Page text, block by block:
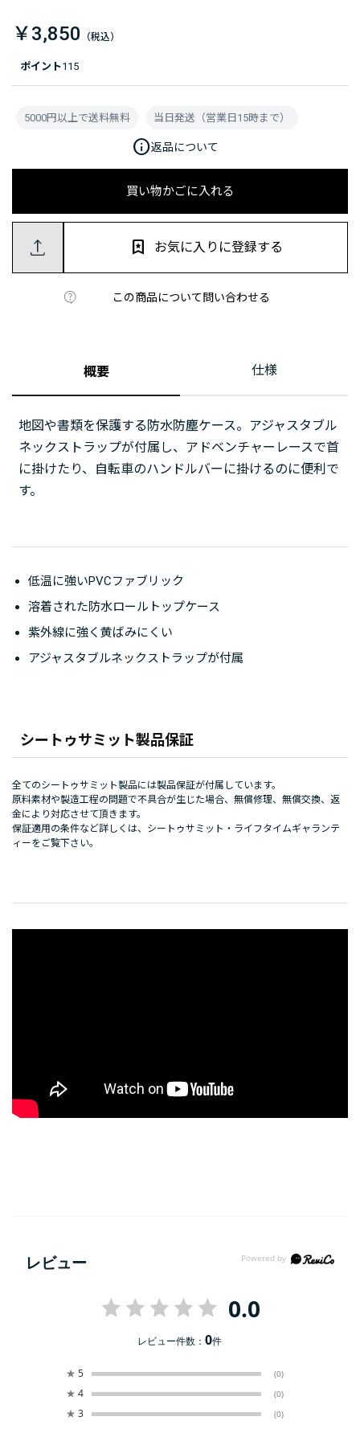
ポイント115
￥3,850
買い物かごに入れる
この商品について問い合わせる
お気に入りに登録する
5000円以上で送料無料 当日発送（営業日15時まで）
info返品について
概要 仕様
地図や書類を保護する防水防塵ケース。アジャスタブル
ネックストラップが付属し、アドベンチャーレースで首
に掛けたり、自転車のハンドルバーに掛けるのに便利で
す。
シートゥサミット製品保証
全てのシートゥサミット製品には製品保証が付属しています。
原料素材や製造工程の問題で不具合が生じた場合、無償修理、無償交換、返
金により対応させて頂きます。
保証適用の条件など詳しくは、 シートゥサミット・ライフタイムギャランテ
ィーをご覧下さい。
低温に強いPVCファブリック
溶着された防水ロールトップケース
紫外線に強く黄ばみにくい
アジャスタブルネックストラップが付属
レビュー
0.0
レビュー件数：0件
★ 5 (0)
★ 4 (0)
★ 3 (0)